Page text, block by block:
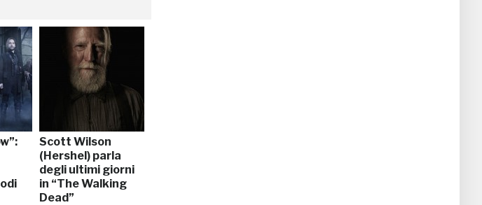
Scott Wilson
(Hershel) parla
degli ultimi giorni
in “The Walking
Dead”